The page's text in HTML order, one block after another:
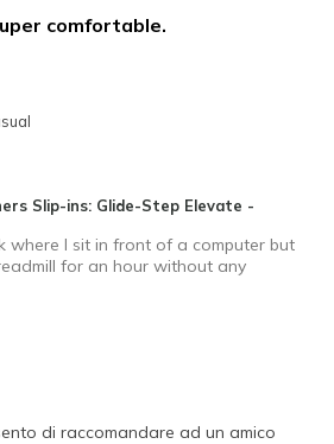
comfortable.
Slip-ins: Glide-Step Elevate -
where I sit in front of a computer but
for an hour without any
di raccomandare ad un amico